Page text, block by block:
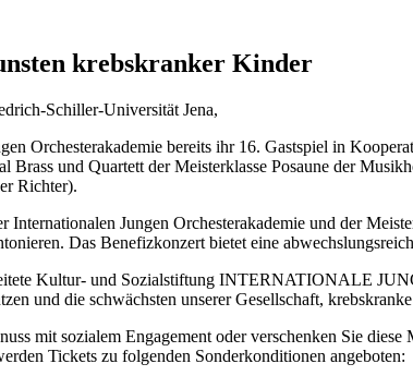
krebskranker Kinder
Schiller-Universität Jena,
Orchesterakademie bereits ihr 16. Gastspiel in
Brass und Quartett der Meisterklasse Posaune der
Richter).
Internationalen Jungen Orchesterakademie und der
Das Benefizkonzert bietet eine
Kultur- und Sozialstiftung INTERNATIONALE
und die schwächsten unserer Gesellschaft,
mit sozialem Engagement oder verschenken Sie diese
Tickets zu folgenden Sonderkonditionen angeboten: